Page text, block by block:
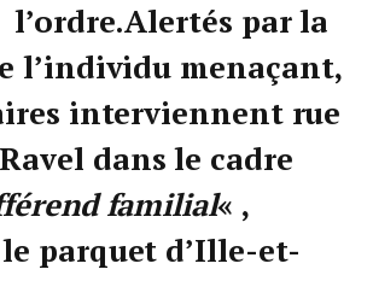
l’ordre.Alertés par la
l’individu menaçant,
interviennent rue
dans le cadre
familial« ,
parquet d’Ille-et-